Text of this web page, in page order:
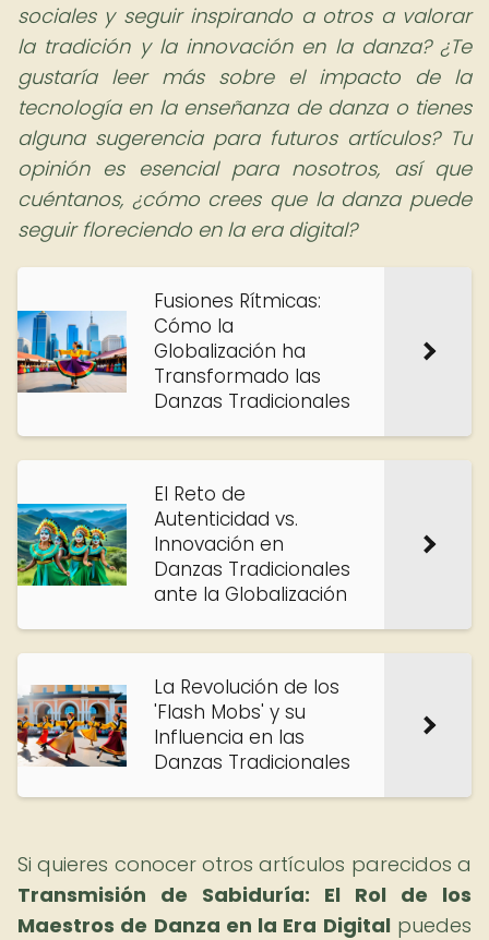
sociales y seguir inspirando a otros a valorar
la tradición y la innovación en la danza? ¿Te
gustaría leer más sobre el impacto de la
tecnología en la enseñanza de danza o tienes
alguna sugerencia para futuros artículos? Tu
opinión es esencial para nosotros, así que
cuéntanos, ¿cómo crees que la danza puede
seguir floreciendo en la era digital?
Fusiones Rítmicas:
Cómo la
Globalización ha
Transformado las
Danzas Tradicionales
El Reto de
Autenticidad vs.
Innovación en
Danzas Tradicionales
ante la Globalización
La Revolución de los
'Flash Mobs' y su
Influencia en las
Danzas Tradicionales
Si quieres conocer otros artículos parecidos a
Transmisión de Sabiduría: El Rol de los
Maestros de Danza en la Era Digital puedes